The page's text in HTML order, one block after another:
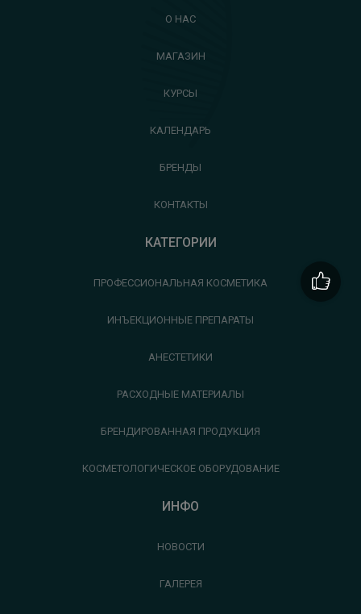
О НАС
МАГАЗИН
КУРСЫ
КАЛЕНДАРЬ
БРЕНДЫ
КОНТАКТЫ
КАТЕГОРИИ
ПРОФЕССИОНАЛЬНАЯ КОСМЕТИКА
ИНЪЕКЦИОННЫЕ ПРЕПАРАТЫ
АНЕСТЕТИКИ
РАСХОДНЫЕ МАТЕРИАЛЫ
БРЕНДИРОВАННАЯ ПРОДУКЦИЯ
КОСМЕТОЛОГИЧЕСКОЕ ОБОРУДОВАНИЕ
ИНФО
НОВОСТИ
ГАЛЕРЕЯ